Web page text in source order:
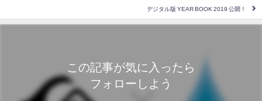
デジタル版 YEAR BOOK 2019 公開！
この記事が気に入ったら
フォローしよう